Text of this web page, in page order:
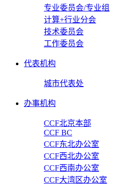
专业委员会/专业组
计算+行业分会
技术委员会
工作委员会
代表机构
城市代表处
办事机构
CCF北京本部
CCF BC
CCF东北办公室
CCF西北办公室
CCF西南办公室
CCF大湾区办公室